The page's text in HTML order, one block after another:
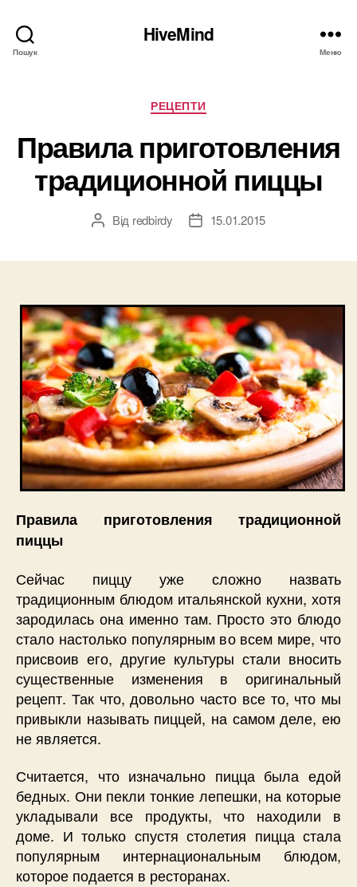
Пошук
HiveMind
Меню
Категорії
РЕЦЕПТИ
Правила приготовления
традиционной пиццы
Автор
Від redbirdy
Дата15.01.2015
Правила приготовления традиционной
пиццы
Сейчас пиццу уже сложно назвать
традиционным блюдом итальянской кухни, хотя
зародилась она именно там. Просто это блюдо
стало настолько популярным во всем мире, что
присвоив его, другие культуры стали вносить
существенные изменения в оригинальный
рецепт. Так что, довольно часто все то, что мы
привыкли называть пиццей, на самом деле, ею
не является.
Считается, что изначально пицца была едой
бедных. Они пекли тонкие лепешки, на которые
укладывали все продукты, что находили в
доме. И только спустя столетия пицца стала
популярным интернациональным блюдом,
которое подается в ресторанах.